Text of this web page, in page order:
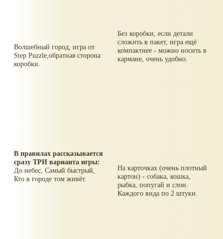
Волшебный город, игра от
Step Puzzle,обратная сторона
коробки.
Без коробки, если детали
сложить в пакет, игра ещё
компактнее - можно носить в
кармане, очень удобно.
В правилах рассказывается
сразу ТРИ варианта игры:
До небес, Самый быстрый,
Кто в городе том живёт.
На карточках (очень плотный
картон) - собака, кошка,
рыбка, попугай и слон.
Каждого вида по 2 штуки.